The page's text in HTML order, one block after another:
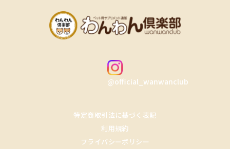
@official_wanwanclub
特定商取引法に基づく表記
利用規約
プライバシーポリシー